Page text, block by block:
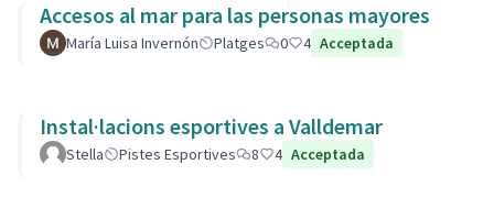
Accesos al mar para las personas mayores
María Luisa Invernón Platges 0 4 Acceptada
Instal·lacions esportives a Valldemar
Stella Pistes Esportives 8 4 Acceptada